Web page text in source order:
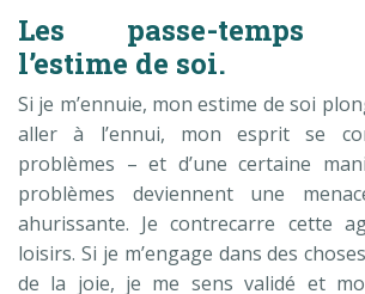
Les passe-temps
l’estime de soi.
Si je m’ennuie, mon estime de soi
aller à l’ennui, mon esprit se
problèmes – et d’une certaine
problèmes deviennent une
ahurissante. Je contrecarre cette
loisirs. Si je m’engage dans des
de la joie, je me sens validé et